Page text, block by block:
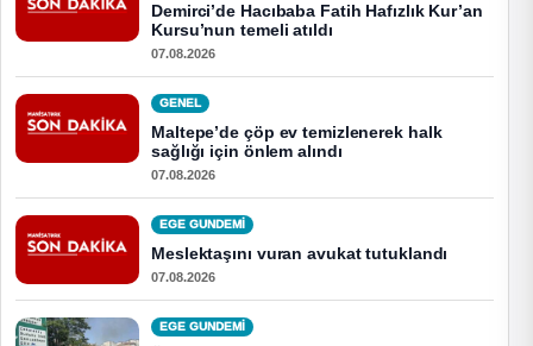
Demirci’de Hacıbaba Fatih Hafızlık Kur’an
Kursu’nun temeli atıldı
07.08.2026
GENEL
Maltepe’de çöp ev temizlenerek halk
sağlığı için önlem alındı
07.08.2026
EGE GUNDEMİ
Meslektaşını vuran avukat tutuklandı
07.08.2026
EGE GUNDEMİ